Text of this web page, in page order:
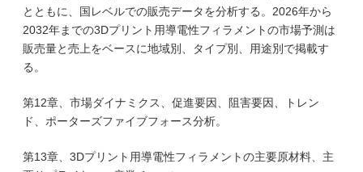
とともに、国レベルでの販売データを分析する。2026年から
2032年までの3Dプリント用導電性フィラメントの市場予測は
販売量と売上をベースに地域別、タイプ別、用途別で掲載す
る。
第12章、市場ダイナミクス、促進要因、阻害要因、トレン
ド、ポーターズファイブフォース分析。
第13章、3Dプリント用導電性フィラメントの主要原材料、主